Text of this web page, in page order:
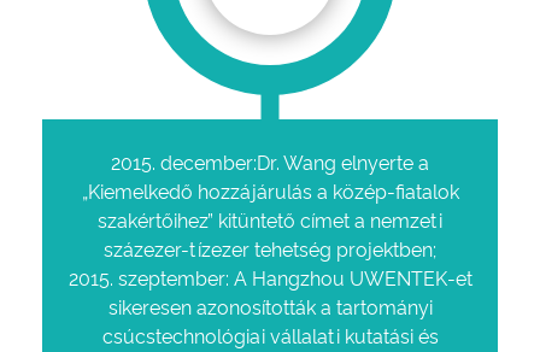
2015. december:Dr. Wang elnyerte a
„Kiemelkedő hozzájárulás a közép-fiatalok
szakértőihez” kitüntető címet a nemzeti
százezer-tízezer tehetség projektben;
2015. szeptember: A Hangzhou UWENTEK-et
sikeresen azonosították a tartományi
csúcstechnológiai vállalati kutatási és